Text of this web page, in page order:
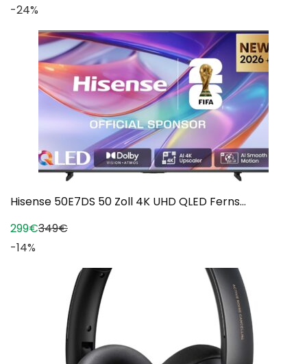
-24%
Hisense 50E7DS 50 Zoll 4K UHD QLED Ferns...
299€349€
-14%